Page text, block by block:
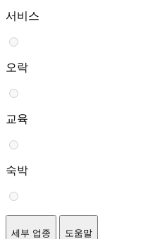
서비스
오락
교육
숙박
세부 업종 도움말